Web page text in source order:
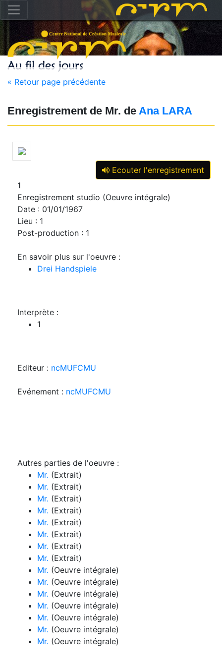
« Retour page précédente
Enregistrement de Mr. de Ana LARA
Ecouter l'enregistrement
1
Enregistrement studio (Oeuvre intégrale)
Date : 01/01/1967
Lieu : 1
Post-production : 1
En savoir plus sur l'oeuvre :
Drei Handspiele
Interprète :
1
Editeur : ncMUFCMU
Evénement : ncMUFCMU
Autres parties de l'oeuvre :
Mr. (Extrait)
Mr. (Extrait)
Mr. (Extrait)
Mr. (Extrait)
Mr. (Extrait)
Mr. (Extrait)
Mr. (Extrait)
Mr. (Extrait)
Mr. (Oeuvre intégrale)
Mr. (Oeuvre intégrale)
Mr. (Oeuvre intégrale)
Mr. (Oeuvre intégrale)
Mr. (Oeuvre intégrale)
Mr. (Oeuvre intégrale)
Mr. (Oeuvre intégrale)